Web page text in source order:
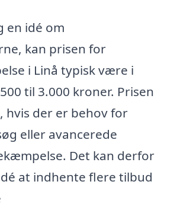
en idé om
kan prisen for
i Linå typisk være i
til 3.000 kroner. Prisen
hvis der er behov for
eller avancerede
Det kan derfor
at indhente flere tilbud